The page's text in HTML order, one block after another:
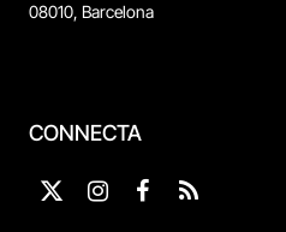
08010, Barcelona
CONNECTA
X
InstagramFacebook
RSS